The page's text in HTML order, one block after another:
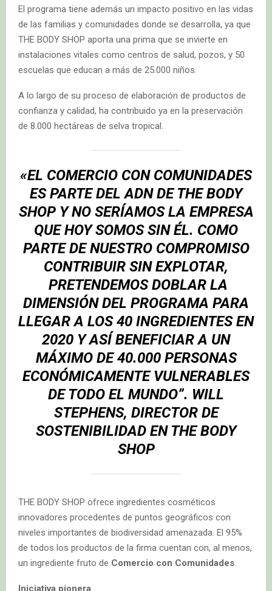
El programa tiene además un impacto positivo en las vidas
de las familias y comunidades donde se desarrolla, ya que
THE BODY SHOP aporta una prima que se invierte en
instalaciones vitales como centros de salud, pozos, y 50
escuelas que educan a más de 25.000 niños.
A lo largo de su proceso de elaboración de productos de
confianza y calidad, ha contribuido ya en la preservación
de 8.000 hectáreas de selva tropical.
«EL COMERCIO CON COMUNIDADES
ES PARTE DEL ADN DE THE BODY
SHOP Y NO SERÍAMOS LA EMPRESA
QUE HOY SOMOS SIN ÉL. COMO
PARTE DE NUESTRO COMPROMISO
CONTRIBUIR SIN EXPLOTAR,
PRETENDEMOS DOBLAR LA
DIMENSIÓN DEL PROGRAMA PARA
LLEGAR A LOS 40 INGREDIENTES EN
2020 Y ASÍ BENEFICIAR A UN
MÁXIMO DE 40.000 PERSONAS
ECONÓMICAMENTE VULNERABLES
DE TODO EL MUNDO”. WILL
STEPHENS, DIRECTOR DE
SOSTENIBILIDAD EN THE BODY
SHOP
THE BODY SHOP ofrece ingredientes cosméticos
innovadores procedentes de puntos geográficos con
niveles importantes de biodiversidad amenazada. El 95%
de todos los productos de la firma cuentan con, al menos,
un ingrediente fruto de Comercio con Comunidades.
Iniciativa pionera